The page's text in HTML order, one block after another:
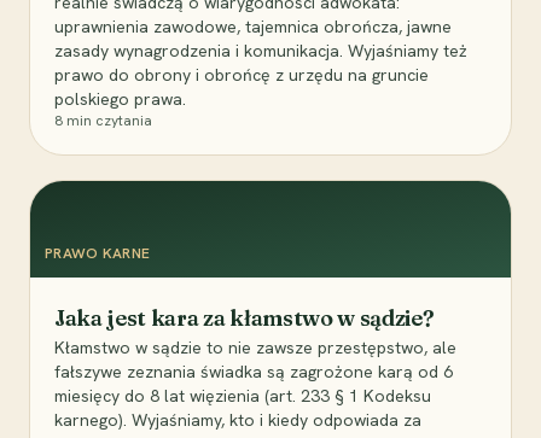
uprawnienia zawodowe, tajemnica obrończa, jawne
zasady wynagrodzenia i komunikacja. Wyjaśniamy też
prawo do obrony i obrońcę z urzędu na gruncie
polskiego prawa.
8 min czytania
PRAWO KARNE
Jaka jest kara za kłamstwo w sądzie?
Kłamstwo w sądzie to nie zawsze przestępstwo, ale
fałszywe zeznania świadka są zagrożone karą od 6
miesięcy do 8 lat więzienia (art. 233 § 1 Kodeksu
karnego). Wyjaśniamy, kto i kiedy odpowiada za